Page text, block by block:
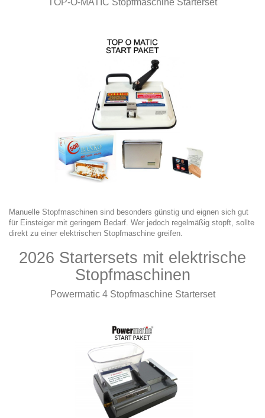
TOP-O-MATIC Stopfmaschine Starterset
Manuelle Stopfmaschinen sind besonders günstig und eignen sich gut
für Einsteiger mit geringem Bedarf. Wer jedoch regelmäßig stopft, sollte
direkt zu einer elektrischen Stopfmaschine greifen.
2026 Startersets mit elektrische
Stopfmaschinen
Powermatic 4 Stopfmaschine Starterset